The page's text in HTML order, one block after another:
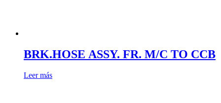
BRK.HOSE ASSY. FR. M/C TO CCB
Leer más